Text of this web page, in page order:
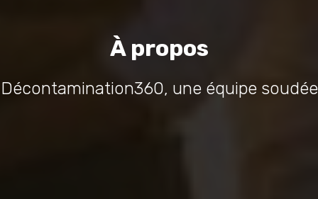
À propos
Décontamination360, une équipe soudée